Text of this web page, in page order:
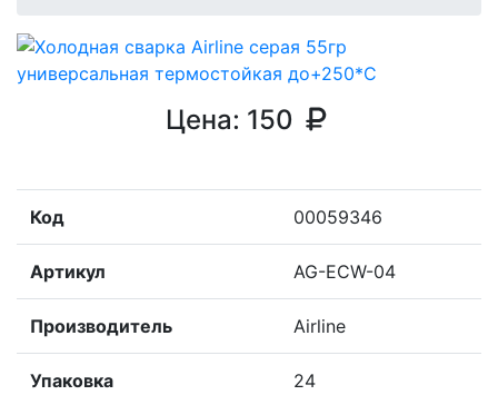
Цена: 150
Код 00059346
Артикул AG-ECW-04
Производитель Airline
Упаковка 24